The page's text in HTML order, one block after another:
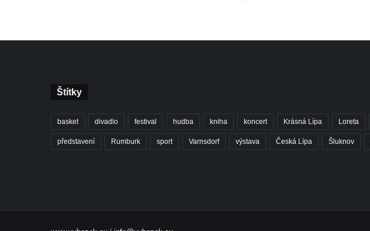
Štítky
basket divadlo festival hudba kniha koncert Krásná Lípa Loreta
představení Rumburk sport Varnsdorf výstava Česká Lípa Šluknov